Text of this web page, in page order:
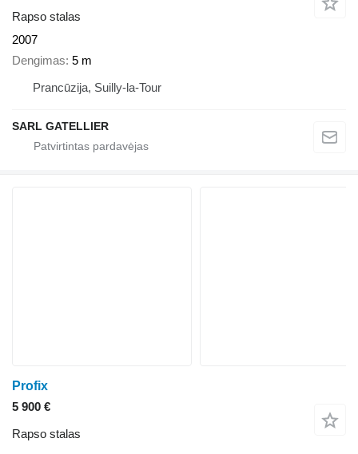
Rapso stalas
2007
Dengimas 5 m
Prancūzija, Suilly-la-Tour
SARL GATELLIER
Profix
5 900 €
Rapso stalas